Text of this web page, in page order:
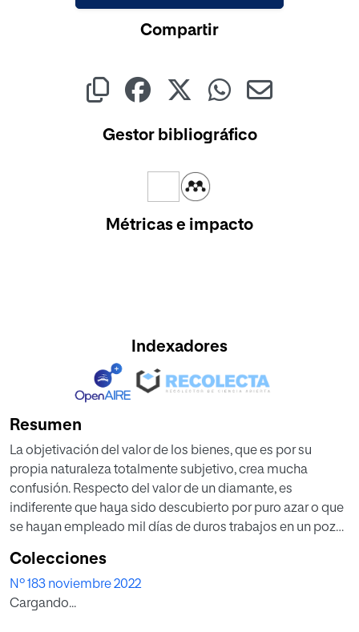
Compartir
Gestor bibliográfico
Métricas e impacto
Indexadores
Resumen
La objetivación del valor de los bienes, que es por su
propia naturaleza totalmente subjetivo, crea mucha
confusión. Respecto del valor de un diamante, es
indiferente que haya sido descubierto por puro azar o que
se hayan empleado mil días de duros trabajos en un pozo
pensar correctamente en Economía en su clásico e
influyente ensayo.
Colecciones
Nº 183 noviembre 2022
Cargando...